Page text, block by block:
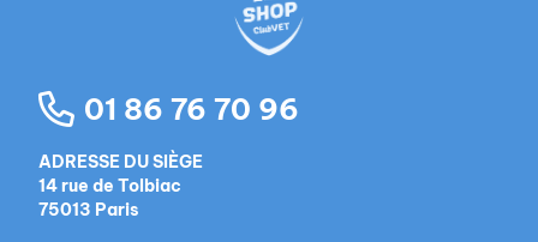
01 86 76 70 96
ADRESSE DU SIÈGE
14 rue de Tolbiac
75013 Paris